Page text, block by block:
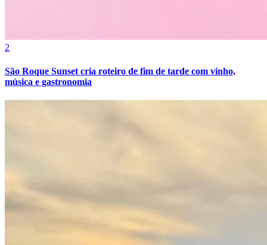
2
São Roque Sunset cria roteiro de fim de tarde com vinho,
música e gastronomia